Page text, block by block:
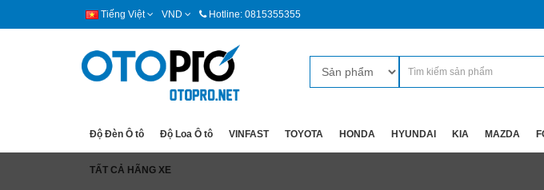
Tiếng Việt VND Hotline: 0815355355
Độ Đèn Ô tô Độ Loa Ô tô VINFAST TOYOTA HONDA HYUNDAI KIA MAZDA
TẤT CẢ HÃNG XE